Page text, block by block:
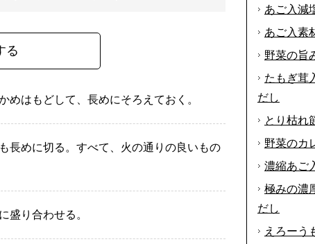
る
めはもどして、長めにそろえておく。
長めに切る。すべて、火の通りの良いもの
盛り合わせる。
あご入減
あご入素
野菜の旨
たもぎ茸
だし
とり枯れ
野菜のカ
濃縮あご
極みの濃
だし
えろーう